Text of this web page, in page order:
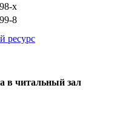
x
8
ресурс
в читальный зал